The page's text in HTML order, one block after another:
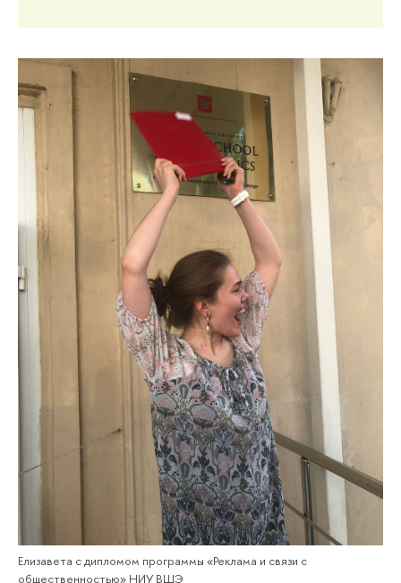
Елизавета с дипломом программы «Реклама и связи с
общественностью» НИУ ВШЭ